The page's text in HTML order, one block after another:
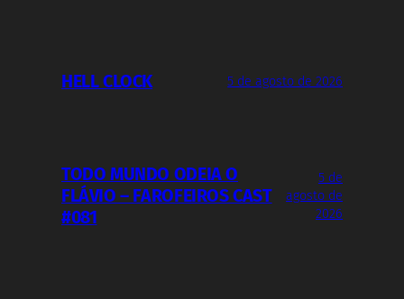
HELL CLOCK 5 de agosto de 2026
TODO MUNDO ODEIA O
FLÁVIO – FAROFEIROS CAST
#081
5 de
agosto de
2026